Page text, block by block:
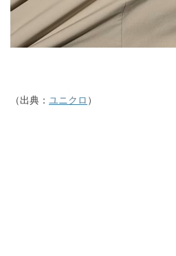
（出典： ユニクロ ）